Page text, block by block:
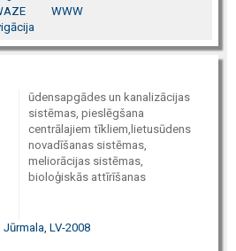
WWW
ūdensapgādes un kanalizācijas
sistēmas, pieslēgšana
centrālajiem tīkliem,lietusūdens
novadīšanas sistēmas,
meliorācijas sistēmas,
bioloģiskās attīrīšanas
LV-2008